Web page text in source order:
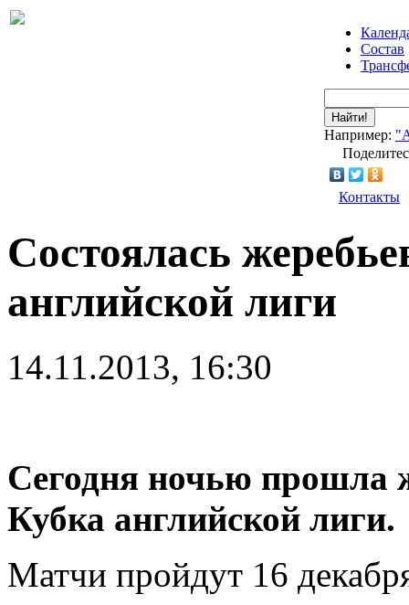
Состав
Найти!
Например:
Контакты
Состоялась
английской лиги
14.11.2013, 16:30
Сегодня ночью прошла
Кубка английской лиги.
Матчи пройдут 16